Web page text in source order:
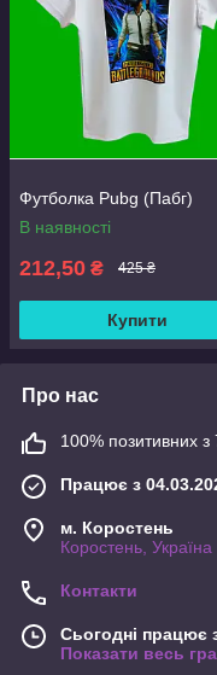
Футболка Pubg (Пабг)
В наявності
212,50 ₴ 425 ₴
Купити
Про нас
100% позитивних з
Працює з
м. Коростень
Коростень, Україна
Контакти
Сьогодні працює
Показати весь